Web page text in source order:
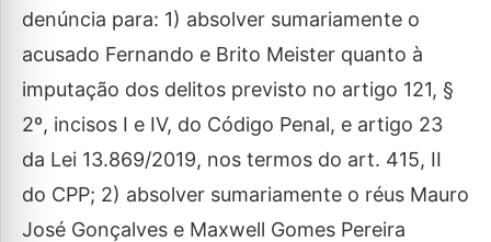
denúncia para: 1) absolver sumariamente o
acusado Fernando e Brito Meister quanto à
imputação dos delitos previsto no artigo 121, §
2º, incisos I e IV, do Código Penal, e artigo 23
da Lei 13.869/2019, nos termos do art. 415, II
do CPP; 2) absolver sumariamente o réus Mauro
José Gonçalves e Maxwell Gomes Pereira